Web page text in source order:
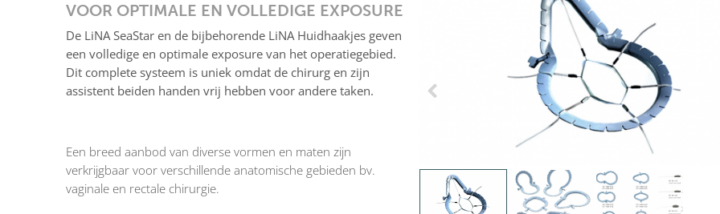
VOOR OPTIMALE EN VOLLEDIGE EXPOSURE
De LiNA SeaStar en de bijbehorende LiNA Huidhaakjes geven
een volledige en optimale exposure van het operatiegebied.
Dit complete systeem is uniek omdat de chirurg en zijn
assistent beiden handen vrij hebben voor andere taken.
Een breed aanbod van diverse vormen en maten zijn
verkrijgbaar voor verschillende anatomische gebieden bv.
vaginale en rectale chirurgie.